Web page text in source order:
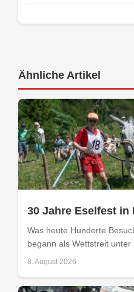
Ähnliche Artikel
30 Jahre Eselfest in
Was heute Hunderte
begann als Wettstreit unter
8. August 2026